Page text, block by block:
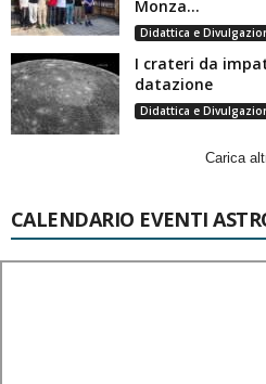
Monza...
Didattica e
I crateri da
datazione
Didattica e
Carica
CALENDARIO EVENTI